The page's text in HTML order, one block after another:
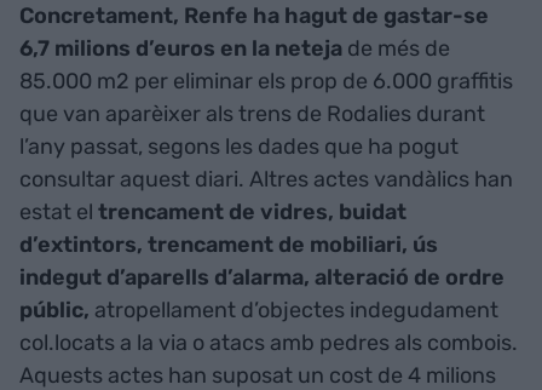
Concretament, Renfe ha hagut de gastar-se
6,7 milions d’euros en la neteja de més de
85.000 m2 per eliminar els prop de 6.000 graffitis
que van aparèixer als trens de Rodalies durant
l’any passat, segons les dades que ha pogut
consultar aquest diari. Altres actes vandàlics han
estat el trencament de vidres, buidat
d’extintors, trencament de mobiliari, ús
indegut d’aparells d’alarma, alteració de ordre
públic, atropellament d’objectes indegudament
col.locats a la via o atacs amb pedres als combois.
Aquests actes han suposat un cost de 4 milions